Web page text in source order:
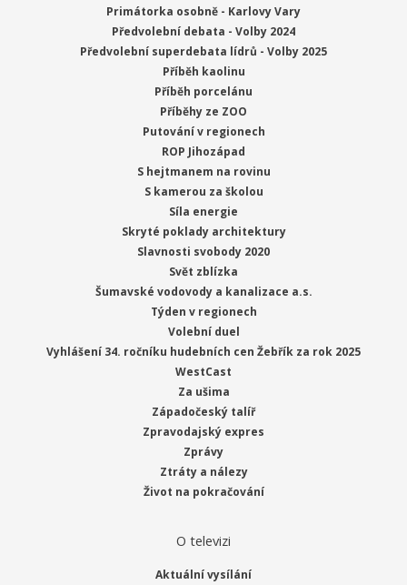
Primátorka osobně - Karlovy Vary
Předvolební debata - Volby 2024
Předvolební superdebata lídrů - Volby 2025
Příběh kaolinu
Příběh porcelánu
Příběhy ze ZOO
Putování v regionech
ROP Jihozápad
S hejtmanem na rovinu
S kamerou za školou
Síla energie
Skryté poklady architektury
Slavnosti svobody 2020
Svět zblízka
Šumavské vodovody a kanalizace a.s.
Týden v regionech
Volební duel
Vyhlášení 34. ročníku hudebních cen Žebřík za rok 2025
WestCast
Za ušima
Západočeský talíř
Zpravodajský expres
Zprávy
Ztráty a nálezy
Život na pokračování
O televizi
Aktuální vysílání